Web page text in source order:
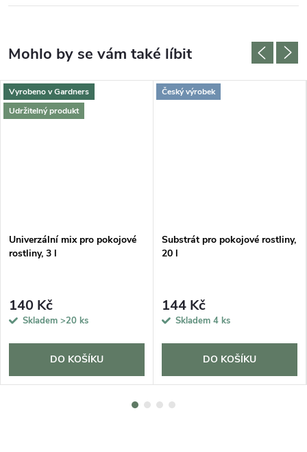
Vyrobeno v Gardners
Udržitelný produkt
Univerzální mix pro pokojové
rostliny, 3 l
140 Kč
Skladem >20 ks
DO KOŠÍKU
Český výrobek
Substrát pro pokojové rostliny,
20 l
144 Kč
Skladem 4 ks
DO KOŠÍKU